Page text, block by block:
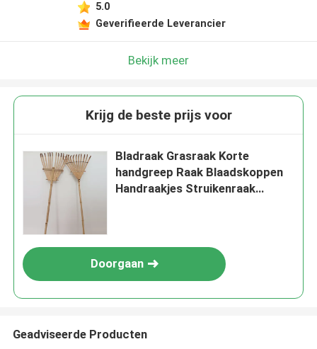
5.0
Geverifieerde Leverancier
Bekijk meer
Krijg de beste prijs voor
Bladraak Grasraak Korte
handgreep Raak Blaadskoppen
Handraakjes Struikenraak
Doorgaan
Geadviseerde Producten